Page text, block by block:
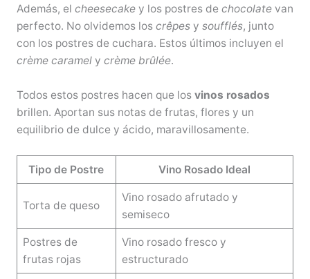
Además, el cheesecakey los postres de chocolatevan
perfecto. No olvidemos los crêpesy soufflés, junto
con los postres de cuchara. Estos últimos incluyen el
crème caramely crème brûlée.
Todos estos postres hacen que los vinos rosados
brillen. Aportan sus notas de frutas, flores y un
equilibrio de dulce y ácido, maravillosamente.
Tipo de Postre Vino Rosado Ideal
Torta de queso
Vino rosado afrutado y
semiseco
Postres de
frutas rojas
Vino rosado fresco y
estructurado